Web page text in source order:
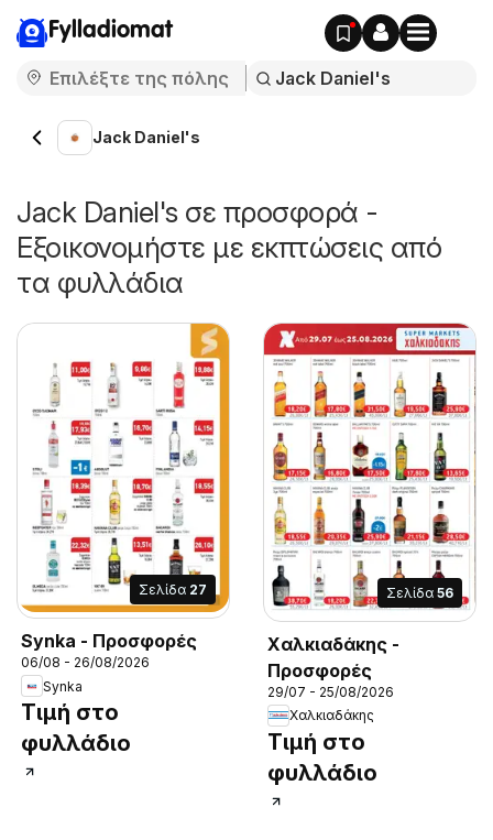
Fylladiomat
Jack Daniel's
Jack Daniel's σε προσφορά -
Εξοικονομήστε με εκπτώσεις από
τα φυλλάδια
Σελίδα 27
Synka - Προσφορές
06/08 - 26/08/2026
Synka
Τιμή στο
φυλλάδιο
Σελίδα 56
Χαλκιαδάκης -
Προσφορές
29/07 - 25/08/2026
Χαλκιαδάκης
Τιμή στο
φυλλάδιο